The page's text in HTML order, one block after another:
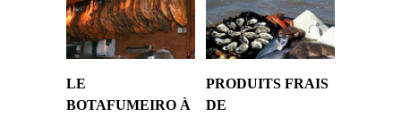
LE
BOTAFUMEIRO À
PRODUITS FRAIS
DE